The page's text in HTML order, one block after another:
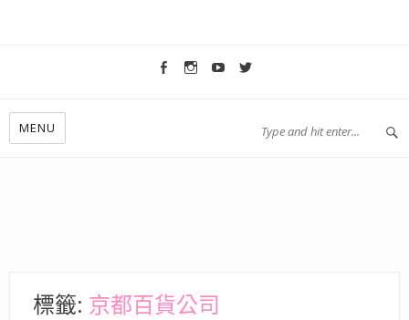
MENU
標籤: 京都百貨公司